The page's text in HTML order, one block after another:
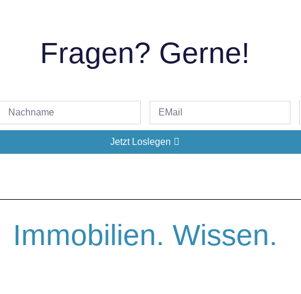
Fragen? Gerne!
Jetzt Loslegen
Immobilien. Wissen.